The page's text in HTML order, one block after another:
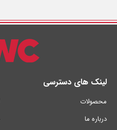
لینک های دسترسی
محصولات
درباره ما